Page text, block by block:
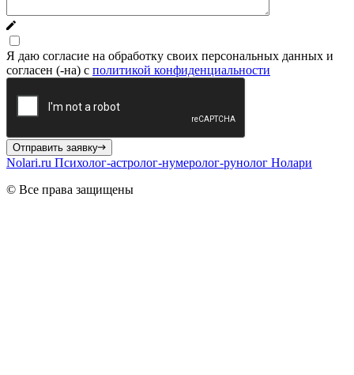
Я даю согласие на обработку своих персональных данных и
согласен (-на) с политикой конфиденциальности
Отправить заявку
Nolari.ru Психолог-астролог-нумеролог-рунолог Нолари
© Все права защищены